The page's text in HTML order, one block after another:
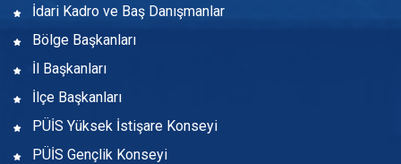
İdari Kadro ve Baş Danışmanlar
Bölge Başkanları
İl Başkanları
İlçe Başkanları
PÜİS Yüksek İstişare Konseyi
PÜİS Gençlik Konseyi